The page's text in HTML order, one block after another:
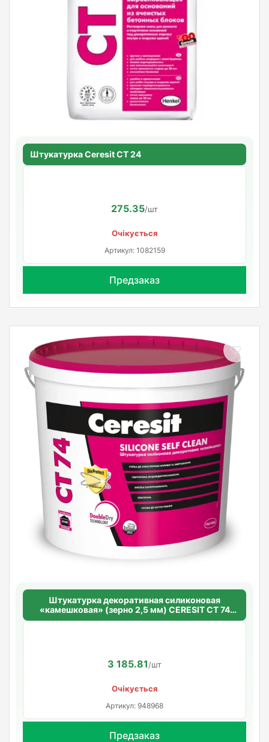
Штукатурка Ceresit CT 24
275.35/шт
Очікується
Артикул: 1082159
Предзаказ
Штукатурка декоративная силиконовая
«камешковая» (зерно 2,5 мм) CERESIT CT 74
SILICONE SELF CLEAN
3 185.81/шт
Очікується
Артикул: 948968
Предзаказ